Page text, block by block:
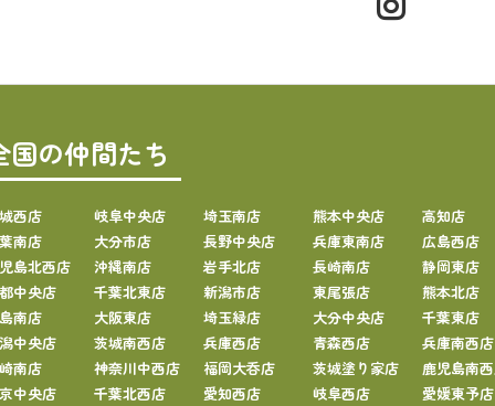
国の仲間たち
西店 岐阜中央店 埼玉南店 熊本中央店
高知店
南店
大分市店 長野中央店 兵庫東南店
広島西店
島北西店
沖縄南店 岩手北店 長崎南店
静岡東店
中央店
千葉北東店 新潟市店 東尾張店
熊本北店
南店
大阪東店 埼玉緑店 大分中央店
千葉東店
中央店
茨城南西店 兵庫西店 青森西店
兵庫南西店
南店
神奈川中西店 福岡大呑店 茨城塗り家店
鹿児島南
中央店
千葉北西店 愛知西店 岐阜西店
愛媛東予店